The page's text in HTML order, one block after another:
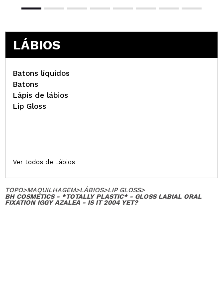
LÁBIOS
Batons líquidos
Batons
Lápis de lábios
Lip Gloss
Ver todos de Lábios
TOPO>MAQUILHAGEM>LÁBIOS>LIP GLOSS>
BH COSMETICS - *TOTALLY PLASTIC* - GLOSS LABIAL ORAL
FIXATION IGGY AZALEA - IS IT 2004 YET?